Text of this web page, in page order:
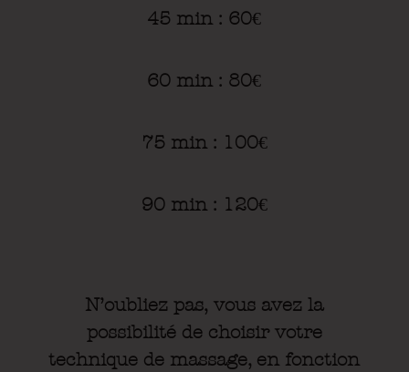
45 min : 60€
60 min : 80€
75 min : 100€
90 min : 120€
N’oubliez pas, vous avez la
possibilité de choisir votre
technique de massage, en fonction